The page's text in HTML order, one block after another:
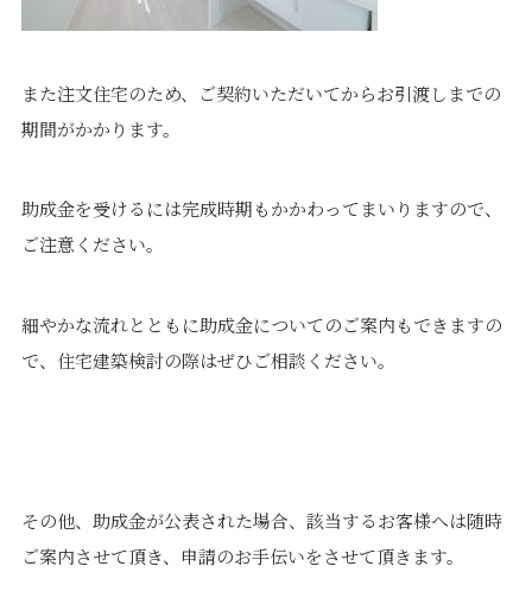
また注文住宅のため、ご契約いただいてからお引渡しまでの
期間がかかります。
助成金を受けるには完成時期もかかわってまいりますので、
ご注意ください。
細やかな流れとともに助成金についてのご案内もできますの
で、住宅建築検討の際はぜひご相談ください。
その他、助成金が公表された場合、該当するお客様へは随時
ご案内させて頂き、申請のお手伝いをさせて頂きます。